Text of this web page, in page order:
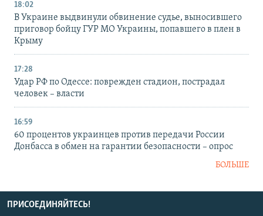
18:02
В Украине выдвинули обвинение судье, выносившего
приговор бойцу ГУР МО Украины, попавшего в плен в
Крыму
17:28
Удар РФ по Одессе: поврежден стадион, пострадал
человек – власти
16:59
60 процентов украинцев против передачи России
Донбасса в обмен на гарантии безопасности – опрос
БОЛЬШЕ
ПРИСОЕДИНЯЙТЕСЬ!